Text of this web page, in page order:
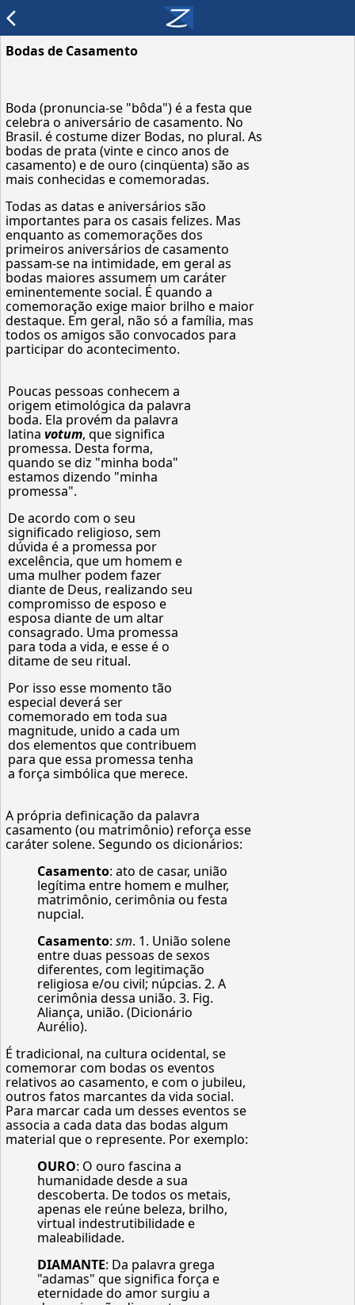
arrow_back_ios
Bodas de Casamento
Boda (pronuncia-se "bôda") é a festa que
celebra o aniversário de casamento. No
Brasil. é costume dizer Bodas, no plural. As
bodas de prata (vinte e cinco anos de
casamento) e de ouro (cinqüenta) são as
mais conhecidas e comemoradas.
Todas as datas e aniversários são
importantes para os casais felizes. Mas
enquanto as comemorações dos
primeiros aniversários de casamento
passam-se na intimidade, em geral as
bodas maiores assumem um caráter
eminentemente social. É quando a
comemoração exige maior brilho e maior
destaque. Em geral, não só a família, mas
todos os amigos são convocados para
participar do acontecimento.
Poucas pessoas conhecem a
origem etimológica da palavra
boda. Ela provém da palavra
latina votum, que significa
promessa. Desta forma,
quando se diz "minha boda"
estamos dizendo "minha
promessa".
De acordo com o seu
significado religioso, sem
dúvida é a promessa por
excelência, que um homem e
uma mulher podem fazer
diante de Deus, realizando seu
compromisso de esposo e
esposa diante de um altar
consagrado. Uma promessa
para toda a vida, e esse é o
ditame de seu ritual.
Por isso esse momento tão
especial deverá ser
comemorado em toda sua
magnitude, unido a cada um
dos elementos que contribuem
para que essa promessa tenha
a força simbólica que merece.
A própria definicação da palavra
casamento (ou matrimônio) reforça esse
caráter solene. Segundo os dicionários:
Casamento: ato de casar, união
legítima entre homem e mulher,
matrimônio, cerimônia ou festa
nupcial.
Casamento: sm. 1. União solene
entre duas pessoas de sexos
diferentes, com legitimação
religiosa e/ou civil; núpcias. 2. A
cerimônia dessa união. 3. Fig.
Aliança, união. (Dicionário
Aurélio).
É tradicional, na cultura ocidental, se
comemorar com bodas os eventos
relativos ao casamento, e com o jubileu,
outros fatos marcantes da vida social.
Para marcar cada um desses eventos se
associa a cada data das bodas algum
material que o represente. Por exemplo:
OURO: O ouro fascina a
humanidade desde a sua
descoberta. De todos os metais,
apenas ele reúne beleza, brilho,
virtual indestrutibilidade e
maleabilidade.
DIAMANTE: Da palavra grega
"adamas" que significa força e
eternidade do amor surgiu a